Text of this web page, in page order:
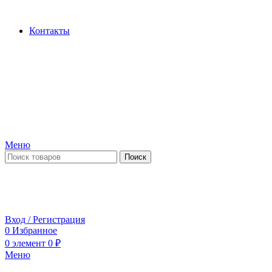
Контакты
Меню
Поиск
Вход / Регистрация
0 Избранное
0 элемент 0 ₽
Меню